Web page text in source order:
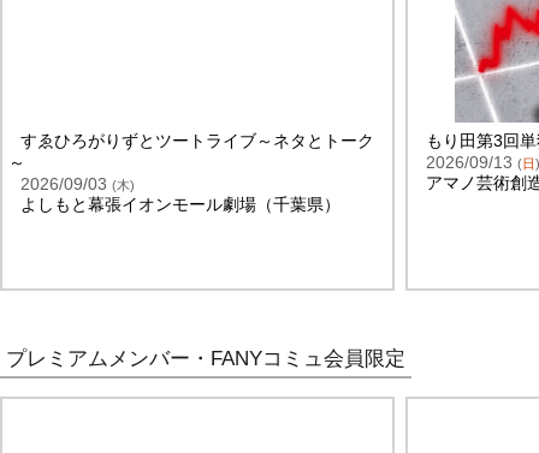
すゑひろがりずとツートライブ～ネタとトーク
～
2026/09/03 (木)
よしもと幕張イオンモール劇場（千葉県）
もり田第3回
2026/09/13 (日)
アマノ芸術創
プレミアムメンバー・FANYコミュ会員限定